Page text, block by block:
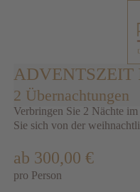
2 Übernachtungen
Verbringen Sie 2 Nächte
Sie sich von der
ab 300,00 €
pro Person